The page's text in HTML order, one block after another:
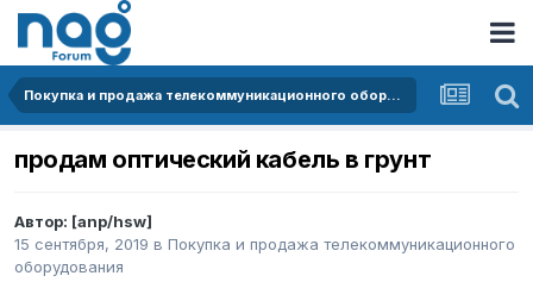
Покупка и продажа телекоммуникационного оборудования
продам оптический кабель в грунт
Автор: [anp/hsw]
15 сентября, 2019 в Покупка и продажа телекоммуникационного
оборудования